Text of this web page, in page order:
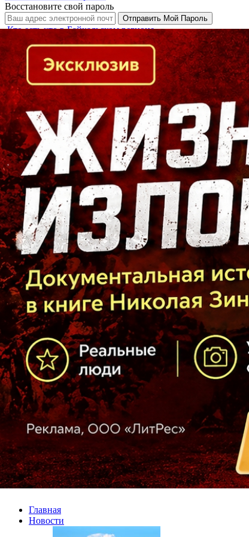
Восстановите свой пароль
Кто есть кто в Байкальском регионе
Главная
Новости